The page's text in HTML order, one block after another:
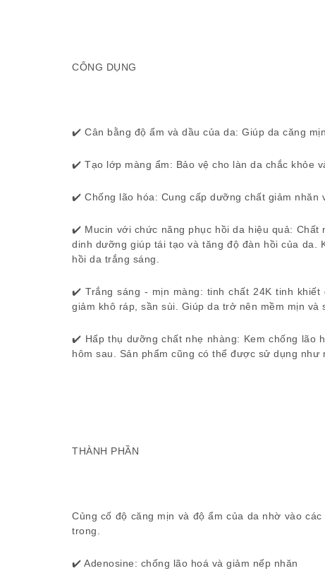
CÔNG DỤNG
✔️ Cân bằng độ ẩm và dầu của da: Giúp da căng
✔️ Tạo lớp màng ẩm: Bảo vệ cho làn da chắc khỏe
✔️ Chống lão hóa: Cung cấp dưỡng chất giảm nhăn
✔️ Mucin với chức năng phục hồi da hiệu quả: Chất
dinh dưỡng giúp tái tạo và tăng độ đàn hồi của da.
hồi da trắng sáng.
✔️ Trắng sáng - mịn màng: tinh chất 24K tinh
giảm khô ráp, sần sùi. Giúp da trở nên mềm mịn và
✔️ Hấp thụ dưỡng chất nhẹ nhàng: Kem chống lão
hôm sau. Sản phẩm cũng có thể được sử dụng như
THÀNH PHẦN
Củng cố độ căng mịn và độ ẩm của da nhờ vào
trong.
✔️ Adenosine: chống lão hoá và giảm nếp nhăn